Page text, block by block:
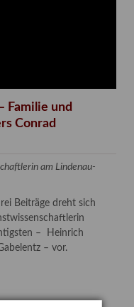
Familie und
Conrad
am Lindenau-
Beiträge dreht sich
– Heinrich
– vor.